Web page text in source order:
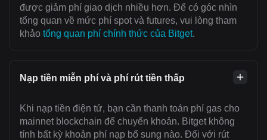
được giảm phí giao dịch nhiều hơn. Để có góc nhìn
tổng quan về mức phí spot và futures, vui lòng tham
khảo tổng quan phí chính thức của Bitget.
Nạp tiền miễn phí và phí rút tiền thấp
Khi nạp tiền điện tử, bạn cần thanh toán ‌phí gas cho
mainnet blockchain để chuyển khoản. Bitget không
tính bất kỳ khoản phí nạp bổ sung nào. Đối với rút